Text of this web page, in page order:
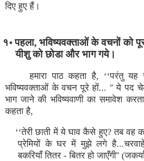
दिए हुए हैं।
१॰ पहला, भविष्यवक्ताओं के वचनों को
यीशु को छोडा और भाग गये।
हमारा पाठ कहता है, ‘‘परंतु
भविष्यवक्ताओं के वचन पूरे हों... '' ये पद
भाग जाने की भविष्यवाणी का समावेश
कहता है,
‘‘तेरी छाती में ये घाव कैसे हुए? तब वह
प्रेमियों के घर में मुझे लगे
बकरियाँ तितर - बितर हो जाएँगी''